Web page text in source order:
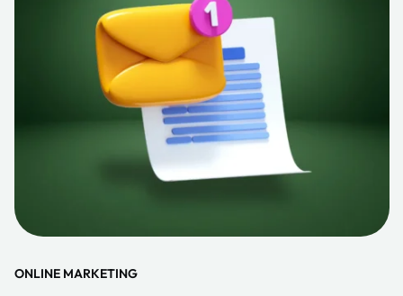
ONLINE MARKETING